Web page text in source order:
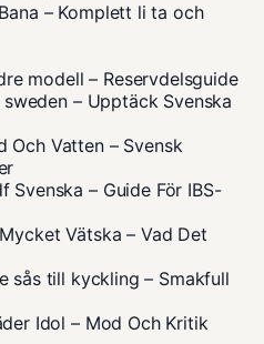
– Komplett li ta och
modell – Reservdelsguide
– Upptäck Svenska
Och Vatten – Svensk
Svenska – Guide För IBS-
Vätska – Vad Det
sås till kyckling – Smakfull
Idol – Mod Och Kritik